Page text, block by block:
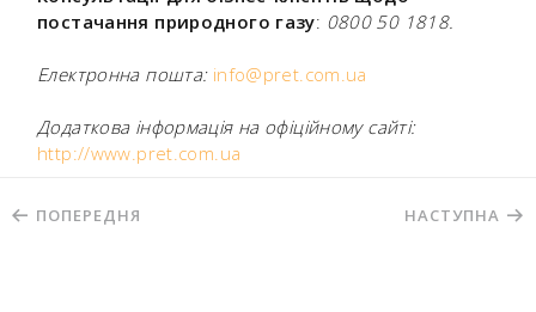
постачання природного газу: 0800 50 1818.
Електронна пошта: info@pret.com.ua
Додаткова інформація на офіційному сайті:
http://www.pret.com.ua
ПОПЕРЕДНЯ НАСТУПНА